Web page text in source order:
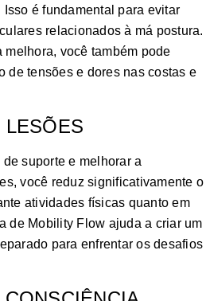
é fundamental para evitar
relacionados à má postura.
você também pode
de tensões e dores nas costas e
LESÕES
suporte e melhorar a
você reduz significativamente o
atividades físicas quanto em
de Mobility Flow ajuda a criar um
para enfrentar os desafios